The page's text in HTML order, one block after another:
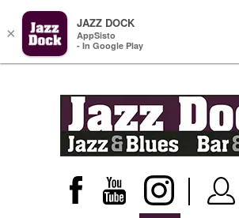
×
JAZZ DOCK
AppSisto
- In Google Play